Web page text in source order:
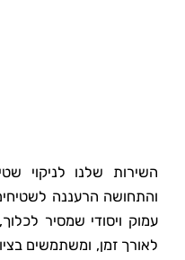
השירות שלנו לניקוי
והתחושה הרעננה
עמוק ויסודי שמסיר
לאורך זמן, ומשתמשים